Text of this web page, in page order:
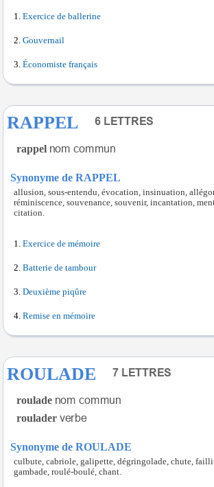
Exercice de ballerine
Gouvernail
Économiste français
RAPPEL
rappel
Synonyme de RAPPEL
allusion, sous-entendu, évocation, insinuation,
réminiscence, souvenance, souvenir, incantation,
citation.
Exercice de mémoire
Batterie de tambour
Deuxième piqûre
Remise en mémoire
ROULADE
roulade
roulader
Synonyme de ROULADE
culbute, cabriole, galipette, dégringolade, chute,
gambade, roulé-boulé, chant.